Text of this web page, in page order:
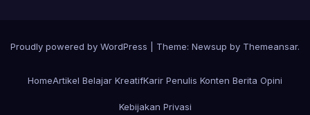
Proudly powered by WordPress Theme: Newsup by Themeansar.
HomeArtikel Belajar KreatifKarir Penulis Konten Berita Opini
Kebijakan Privasi